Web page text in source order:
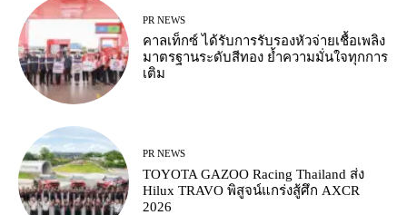
PR NEWS
คาลเท็กซ์ ได้รับการรับรองหัวจ่ายเชื้อเพลิง
มาตรฐานระดับสีทอง ย้ำความมั่นใจทุกการ
เติม
PR NEWS
TOYOTA GAZOO Racing Thailand ส่ง
Hilux TRAVO พิสูจน์แกร่งสู้ศึก AXCR
2026